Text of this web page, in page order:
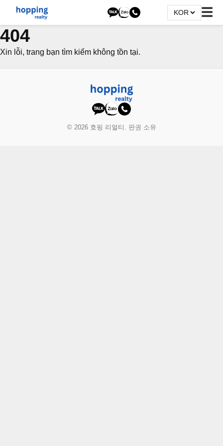
☰
404
Xin lỗi, trang bạn tìm kiếm không tồn tại.
© 2026 호핑 리얼티. 판권 소유